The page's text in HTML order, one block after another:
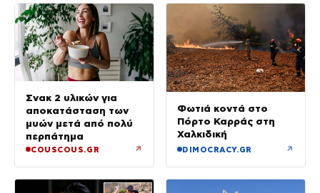
Σνακ 2 υλικών για
αποκατάσταση των
μυών μετά από πολύ
περπάτημα
COUSCOUS.GR ↗
Φωτιά κοντά στο
Πόρτο Καρράς στη
Χαλκιδική
DIMOCRACY.GR ↗